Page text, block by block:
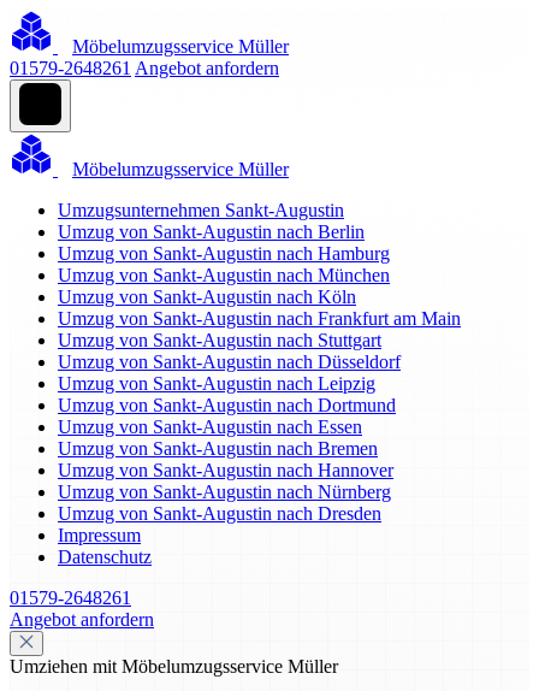
Möbelumzugsservice Müller
01579-2648261 Angebot anfordern
Möbelumzugsservice Müller
Umzugsunternehmen Sankt-Augustin
Umzug von Sankt-Augustin nach Berlin
Umzug von Sankt-Augustin nach Hamburg
Umzug von Sankt-Augustin nach München
Umzug von Sankt-Augustin nach Köln
Umzug von Sankt-Augustin nach Frankfurt am Main
Umzug von Sankt-Augustin nach Stuttgart
Umzug von Sankt-Augustin nach Düsseldorf
Umzug von Sankt-Augustin nach Leipzig
Umzug von Sankt-Augustin nach Dortmund
Umzug von Sankt-Augustin nach Essen
Umzug von Sankt-Augustin nach Bremen
Umzug von Sankt-Augustin nach Hannover
Umzug von Sankt-Augustin nach Nürnberg
Umzug von Sankt-Augustin nach Dresden
Impressum
Datenschutz
01579-2648261
Angebot anfordern
Umziehen mit Möbelumzugsservice Müller